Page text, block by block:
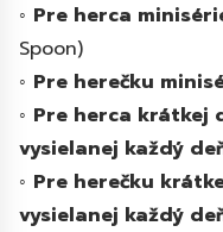
◦ Pre herca
Spoon)
◦ Pre herečku
◦ Pre herca krátkej
vysielanej každý
◦ Pre herečku
vysielanej každý